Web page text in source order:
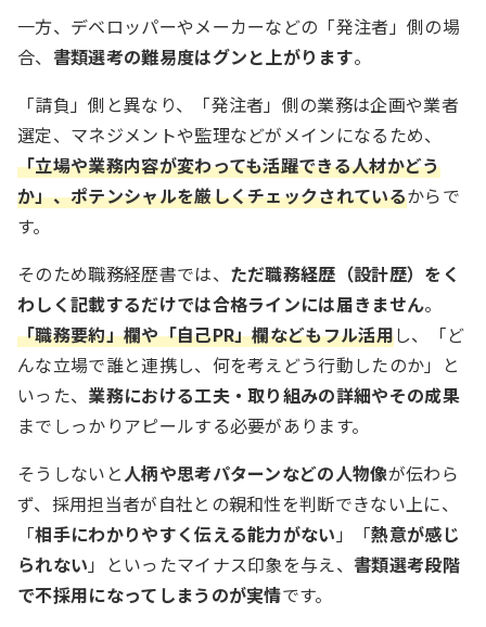
一方、デベロッパーやメーカーなどの「発注者」側の場
合、 書類選考の難易度はグンと上がります。
「請負」側と異なり、「発注者」側の業務は企画や業者
選定、マネジメントや監理などがメインになるため、
「立場や業務内容が変わっても活躍できる人材かどう
か」、ポテンシャルを厳しくチェックされているからで
す。
そのため職務経歴書では、 ただ職務経歴（設計歴）をく
わしく記載するだけでは合格ラインには届きません。
「職務要約」欄や「自己PR」欄などもフル活用し、「ど
んな立場で誰と連携し、何を考えどう行動したのか」と
いった、 業務における工夫・取り組みの詳細やその成果
までしっかりアピールする必要があります。
そうしないと 人柄や思考パターンなどの人物像が伝わら
ず、採用担当者が自社との親和性を判断できない上に、
「相手にわかりやすく伝える能力がない 」「熱意が感じ
られない 」といったマイナス印象を与え、 書類選考段階
で不採用になってしまうのが実情です。